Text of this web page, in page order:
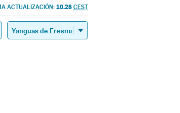
ACTUALIZACIÓN: 10.28 CEST